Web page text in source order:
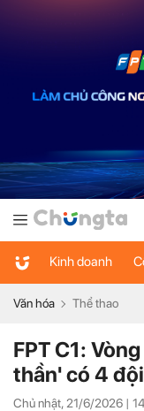
Kinh doanh
Văn hóa Thể thao
FPT C1:
thần' có 4
Chủ nhật, 21/6/2026 |